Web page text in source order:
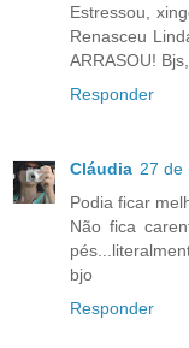
Estressou,
Renasceu
ARRASOU!
Responder
Cláudia 27 de
Podia ficar
Não fica
bjo
Responder